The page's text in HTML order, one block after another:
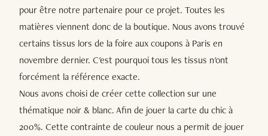
pour être notre partenaire pour ce projet. Toutes les
matières viennent donc de la boutique. Nous avons trouvé
certains tissus lors de la foire aux coupons à Paris en
novembre dernier. C'est pourquoi tous les tissus n'ont
forcément la référence exacte.
Nous avons choisi de créer cette collection sur une
thématique noir & blanc. Afin de jouer la carte du chic à
200%. Cette contrainte de couleur nous a permit de jouer